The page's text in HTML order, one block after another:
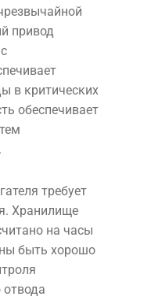
привод
в критических
обеспечивает
требует
Хранилище
на часы
быть хорошо
отвода